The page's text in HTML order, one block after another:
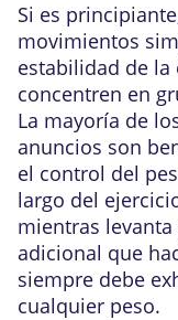
Si es
movimientos
estabilidad de
concentren en
La mayoría de
anuncios son
el control del
largo del
mientras
adicional que
siempre debe
cualquier peso.